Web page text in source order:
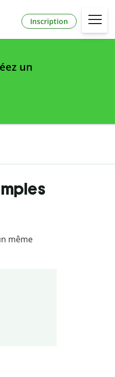
Inscription
un
même